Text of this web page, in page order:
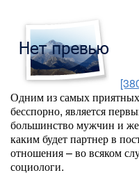
Одним из самых
бесспорно, является
большинство мужчин и
каким будет партнер в
отношения – во всяком
социологи.